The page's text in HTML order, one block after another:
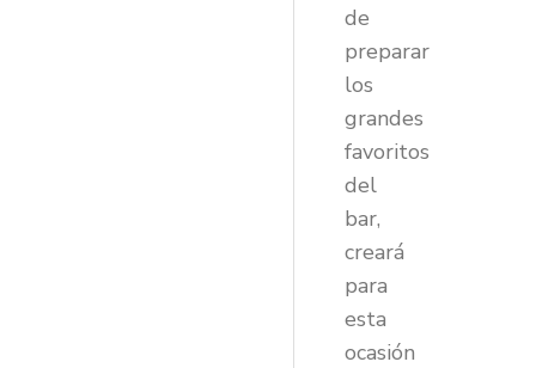
de
preparar
los
grandes
favoritos
del
bar,
creará
para
esta
ocasión